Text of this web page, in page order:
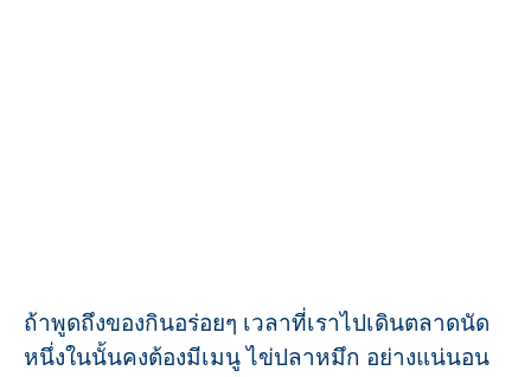
ถ้าพูดถึงของกินอร่อยๆ เวลาที่เราไปเดินตลาดนัด
หนึ่งในนั้นคงต้องมีเมนู ไข่ปลาหมึก อย่างแน่นอน